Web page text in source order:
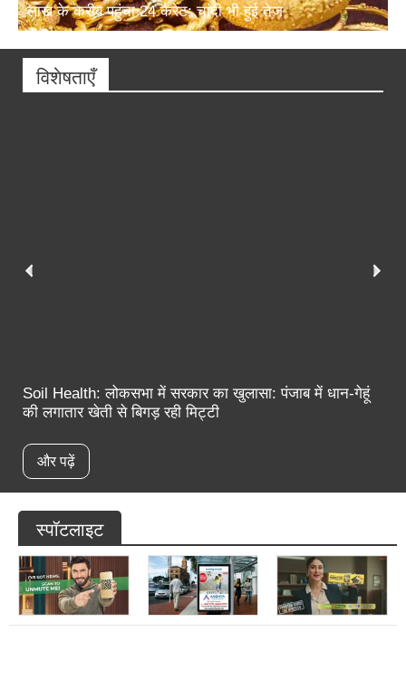
लाख के करीब पहुंचा 24 कैरेट; चांदी भी हुई तेज
विशेषताएँ
Soil Health: लोकसभा में सरकार का खुलासा: पंजाब में धान-गेहूं
की लगातार खेती से बिगड़ रही मिट्टी
और पढ़ें
स्पॉटलाइट